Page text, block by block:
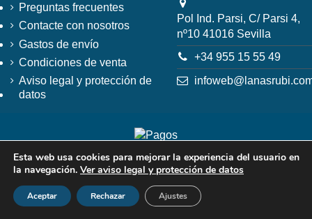
Preguntas frecuentes
Contacte con nosotros
Gastos de envío
Condiciones de venta
Aviso legal y protección de
datos
Pol Ind. Parsi, C/ Parsi 4,
nº10 41016 Sevilla
+34 955 15 55 49
Esta web usa cookies para mejorar la experiencia del usuario en
la navegación. Ver aviso legal y protección de datos
Aceptar Rechazar Ajustes